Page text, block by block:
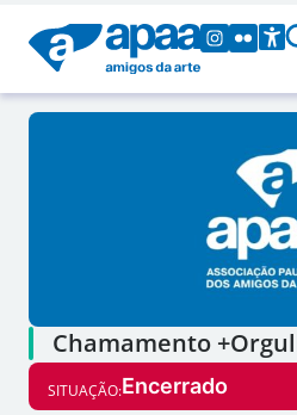
Chamamento
SITUAÇÃO:Encerrado